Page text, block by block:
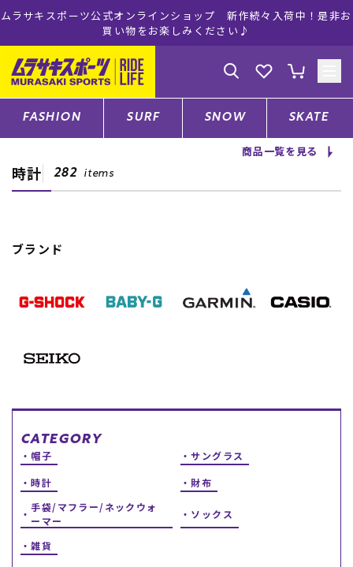
ムラサキスポーツ公式オンラインショップ 新作続々入荷中！是非お
買い物をお楽しみください♪
ゲスト様
ログイン 会員登録
CATEGORY
CONTENTS
特集一覧
FASHION SURF SNOW SKATE
商品一覧を見る
時計 282 items
ブランド
CATEGORY
帽子
サングラス
時計
財布
手袋/マフラー/ネックウォ
ーマー
ソックス
雑貨